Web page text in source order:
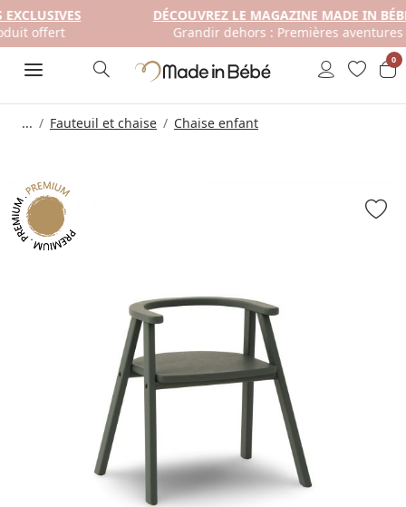
DÉCOUVREZ LE MAGAZINE MADE IN BÉBÉ ÉDITION #05
Grandir dehors : Premières aventures en famille !
0
... Fauteuil et chaise Chaise enfant